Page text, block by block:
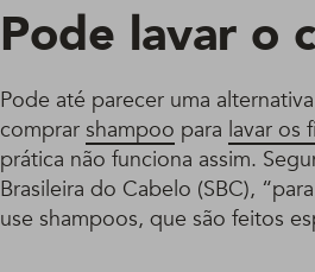
Pode lavar o
Pode até parecer uma
comprar shampoo para lavar os
prática não funciona assim.
Brasileira do Cabelo (SBC),
use shampoos, que são feitos